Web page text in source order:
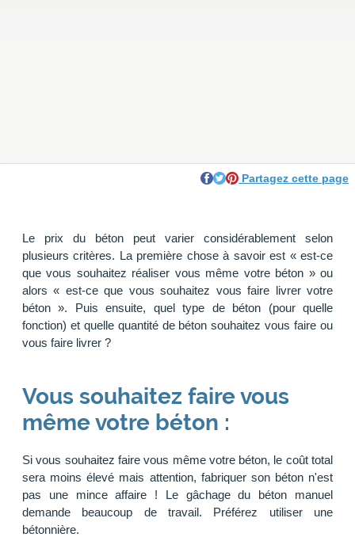
Partagez cette page
Le prix du béton peut varier considérablement selon
plusieurs critères. La première chose à savoir est « est-ce
que vous souhaitez réaliser vous même votre béton » ou
alors « est-ce que vous souhaitez vous faire livrer votre
béton ». Puis ensuite, quel type de béton (pour quelle
fonction) et quelle quantité de béton souhaitez vous faire ou
vous faire livrer ?
Vous souhaitez faire vous
même votre béton :
Si vous souhaitez faire vous même votre béton, le coût total
sera moins élevé mais attention, fabriquer son béton n'est
pas une mince affaire ! Le gâchage du béton manuel
demande beaucoup de travail. Préférez utiliser une
bétonnière.